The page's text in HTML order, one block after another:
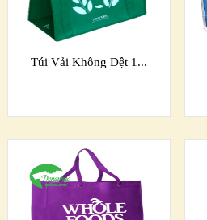
Túi Vải Không Dệt 1...